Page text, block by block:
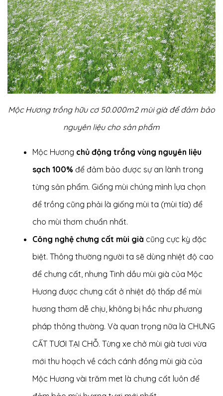
Mộc Hương trồng hữu cơ 50.000m2 mùi già để đảm bảo
nguyên liệu cho sản phẩm
Mộc Hương chủ động trồng vùng nguyên liệu
sạch 100% để đảm bảo được sự an lành trong
từng sản phẩm. Giống mùi chúng mình lựa chọn
để trồng cũng phải là giống mùi ta (mùi tía) để
cho mùi thơm chuẩn nhất.
Công nghệ chưng cất mùi già cũng cực kỳ đặc
biệt. Thông thường người ta sẽ dùng nhiệt độ cao
để chưng cất, nhưng Tinh dầu mùi già của Mộc
Hương được chưng cất ở nhiệt độ thấp để mùi
hương thơm dễ chịu, không bị hắc như phương
pháp thông thường. Và quan trọng nữa là CHƯNG
CẤT TƯƠI TẠI CHỖ. Từng xe chở mùi già tươi vừa
mới thu hoạch về cách cánh đồng mùi già của
Mộc Hương vài trăm met là chưng cất luôn để